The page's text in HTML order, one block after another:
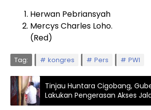
Herwan Pebriansyah
Mercys Charles Loho.
(Red)
Tag: kongres Pers PWI
Tinjau Huntara Cigobang,
Lakukan Pengerasan Akses